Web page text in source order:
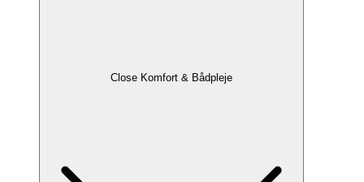
Close Komfort & Bådpleje